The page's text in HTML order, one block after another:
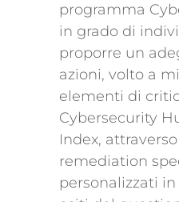
programma
in grado di
proporre un
azioni, volto a
elementi di
Cybersecurity
Index,
remediation
personalizzati